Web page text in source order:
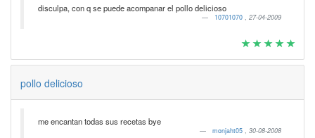
disculpa, con q se puede acompanar el pollo delicioso
10701070 , 27-04-2009
pollo delicioso
me encantan todas sus recetas bye
monjaht05 , 30-08-2008